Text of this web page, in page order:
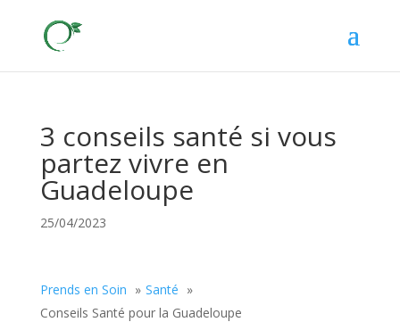
3 conseils santé si vous
partez vivre en
Guadeloupe
25/04/2023
Prends en Soin
Santé
Conseils Santé pour la Guadeloupe